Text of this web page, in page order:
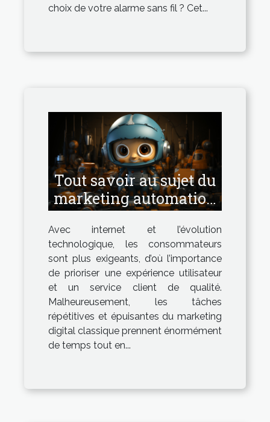
choix de votre alarme sans fil ? Cet...
Tout savoir au sujet du
marketing automation
!
Avec internet et l’évolution
technologique, les consommateurs
sont plus exigeants, d’où l’importance
de prioriser une expérience utilisateur
et un service client de qualité.
Malheureusement, les tâches
répétitives et épuisantes du marketing
digital classique prennent énormément
de temps tout en...